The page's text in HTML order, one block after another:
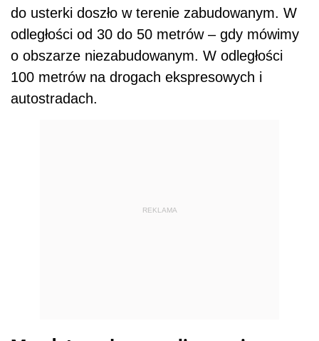
do usterki doszło w terenie zabudowanym. W
odległości od 30 do 50 metrów – gdy mówimy
o obszarze niezabudowanym. W odległości
100 metrów na drogach ekspresowych i
autostradach.
REKLAMA